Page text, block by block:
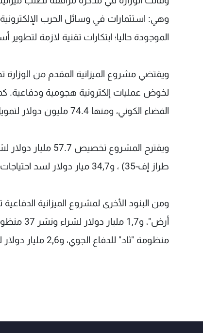
وهي: استثمارات في وسائل الحرب الإلكترونية
الموجودة حاليا؛ ابتكارات تقنية لازمة
الفضاء الكوني، ومنها 74.4 مليون دولار لتمويل إنشاء قوات فضائية أميركية.
طراز إف-35) ، و34,7 ميار دولار لسد احتياجات القوات البحرية من السفن، و14.6 مليار دولار لتسليح القوات البرية.
منظومة "ثاد" للدفاع الجوي، و2,6 مليار دولار لتطوير أسلحة فرط صوتية.